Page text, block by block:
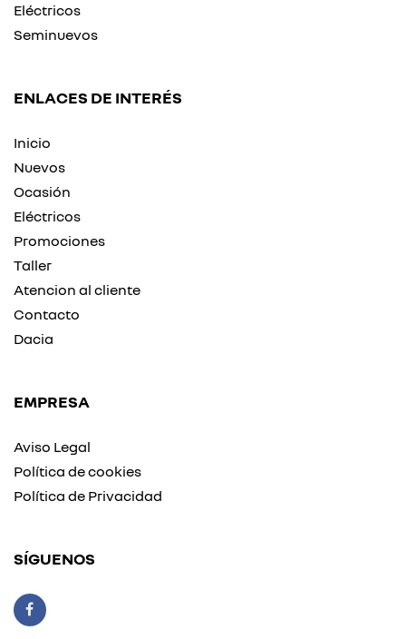
Eléctricos
Seminuevos
ENLACES DE INTERÉS
Inicio
Nuevos
Ocasión
Eléctricos
Promociones
Taller
Atencion al cliente
Contacto
Dacia
EMPRESA
Aviso Legal
Política de cookies
Política de Privacidad
SÍGUENOS